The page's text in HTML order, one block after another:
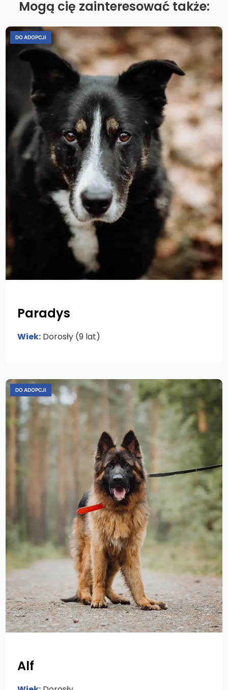
Mogą cię zainteresować także:
DO ADOPCJI
Paradys
Wiek: Dorosły (9 lat)
DO ADOPCJI
Alf